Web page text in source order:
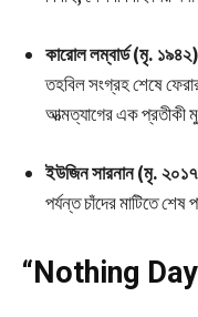
কারোল লম্বার্ড (মৃ. ১৯৪২)
তহবিল সংগ্রহ শেষে
আত্মত্যাগের এক প্রতীকী
ইউজিন সারনান (মৃ.
পর্যন্ত চাঁদের মাটিতে শেষ
“Nothing Day”